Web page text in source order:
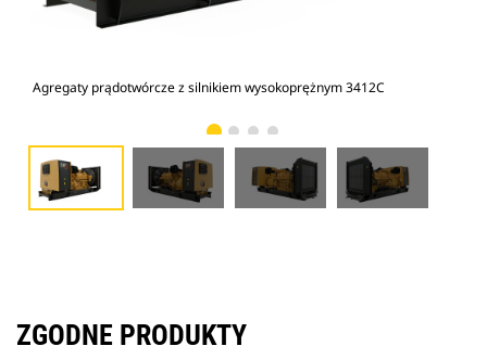
Agregaty prądotwórcze z silnikiem wysokoprężnym 3412C
ZGODNE PRODUKTY